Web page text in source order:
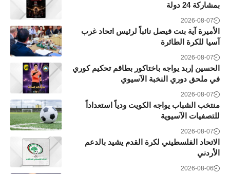
بمشاركة 24 دولة
2026-08-07
الأميرة آية بنت فيصل نائباً لرئيس اتحاد غرب
آسيا للكرة الطائرة
2026-08-07
الحسين إربد يواجه باختاكور بطاقم تحكيم كوري
في ملحق دوري النخبة الآسيوي
2026-08-07
منتخب الشباب يواجه الكويت ودياً استعداداً
للتصفيات الآسيوية
2026-08-07
الاتحاد الفلسطيني لكرة القدم يشيد بالدعم
الأردني
2026-08-06